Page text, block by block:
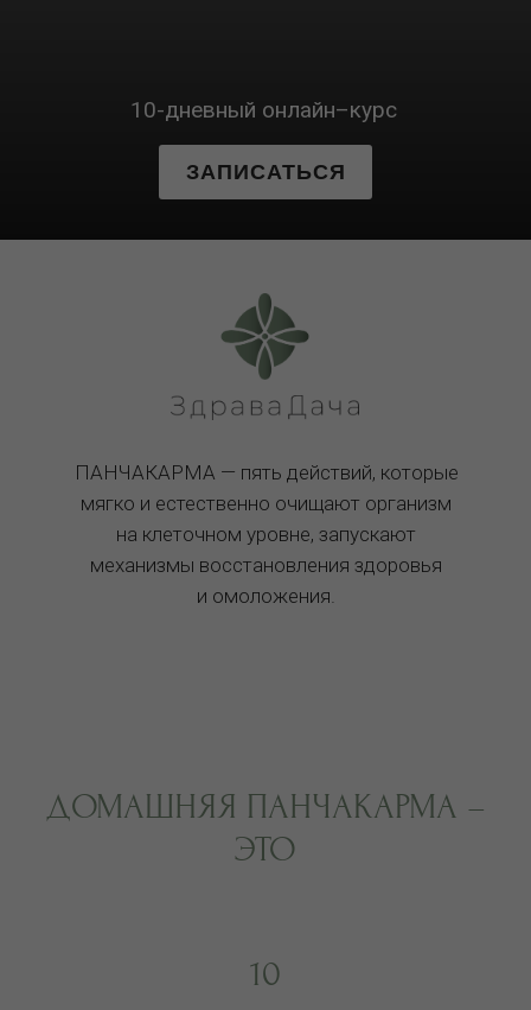
ЗАПИСАТЬСЯ
10-дневный онлайн–курс
ПАНЧАКАРМА — пять действий, которые
мягко и естественно очищают организм
на клеточном уровне, запускают
механизмы восстановления здоровья
и омоложения.
ДОМАШНЯЯ ПАНЧАКАРМА –
ЭТО
10